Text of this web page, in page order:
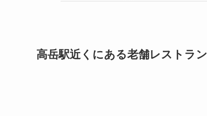
高岳駅近くにある老舗レストラン